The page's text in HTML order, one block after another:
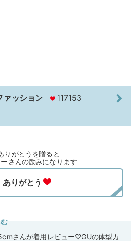
ッション 117153
りがとうを贈ると
さんの励みになります
さんが着用レビュー♡GUの体型カ